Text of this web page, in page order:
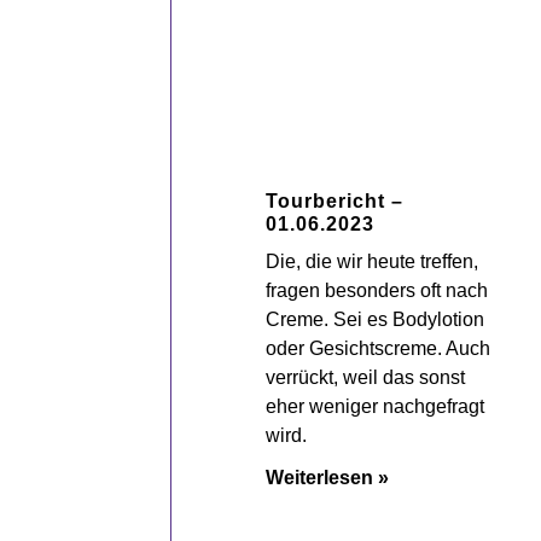
Tourbericht –
01.06.2023
Die, die wir heute treffen,
fragen besonders oft nach
Creme. Sei es Bodylotion
oder Gesichtscreme. Auch
verrückt, weil das sonst
eher weniger nachgefragt
wird.
Weiterlesen »